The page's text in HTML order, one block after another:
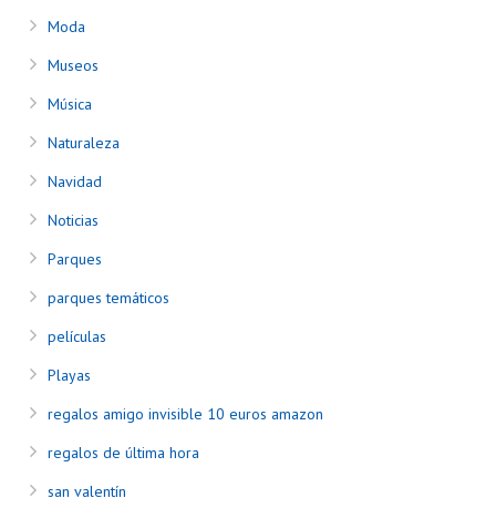
Moda
Museos
Música
Naturaleza
Navidad
Noticias
Parques
parques temáticos
películas
Playas
regalos amigo invisible 10 euros amazon
regalos de última hora
san valentín